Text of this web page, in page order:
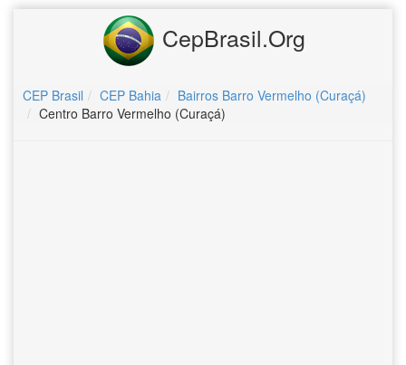
CepBrasil.Org
CEP Brasil CEP Bahia
Bairros Barro Vermelho (Curaçá)
Centro Barro Vermelho (Curaçá)